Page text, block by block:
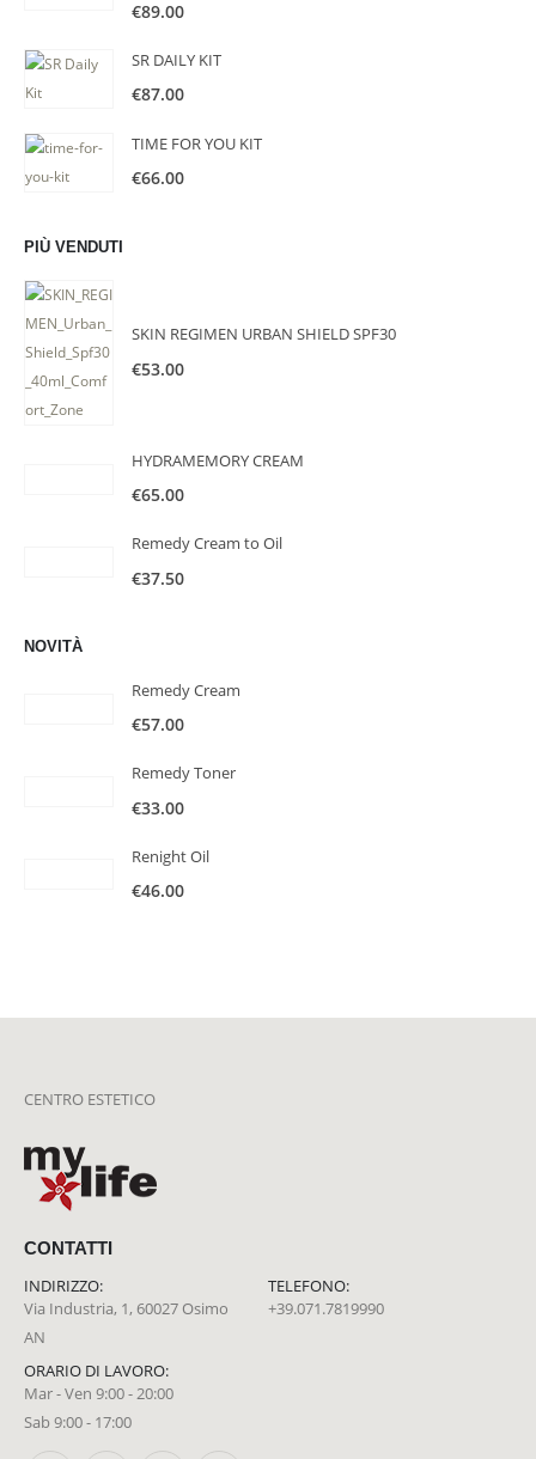
€89.00
SR DAILY KIT
€87.00
TIME FOR YOU KIT
€66.00
PIÙ VENDUTI
SKIN REGIMEN URBAN SHIELD SPF30
€53.00
HYDRAMEMORY CREAM
€65.00
Remedy Cream to Oil
€37.50
NOVITÀ
Remedy Cream
€57.00
Remedy Toner
€33.00
Renight Oil
€46.00
CENTRO ESTETICO
CONTATTI
INDIRIZZO:
Via Industria, 1, 60027 Osimo
AN
TELEFONO:
+39.071.7819990
ORARIO DI LAVORO:
Mar - Ven 9:00 - 20:00
Sab 9:00 - 17:00